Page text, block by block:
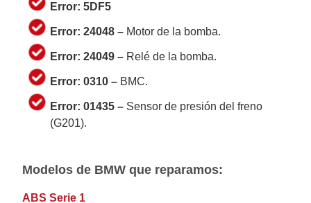
Error: 5DF5
Error: 24048 – Motor de la bomba.
Error: 24049 – Relé de la bomba.
Error:0310 – BMC.
Error: 01435 – Sensor de presión del freno
(G201).
Modelos de BMW que reparamos:
ABS Serie 1